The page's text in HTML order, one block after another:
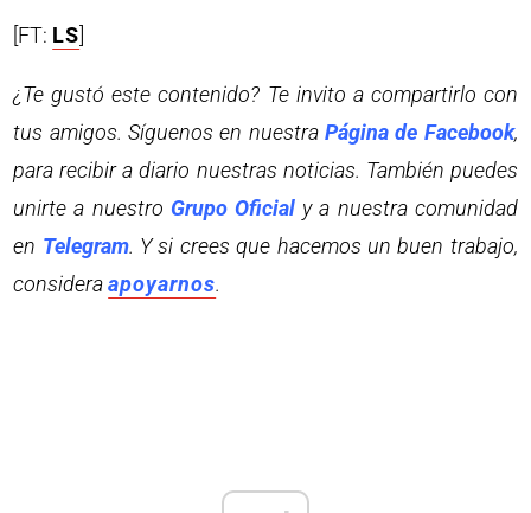
[FT: LS]
¿Te gustó este contenido? Te invito a compartirlo con
tus amigos. Síguenos en nuestraPágina de Facebook,
para recibir a diario nuestras noticias. También puedes
unirte a nuestro Grupo Oficial y a nuestra comunidad
en Telegram. Y si crees que hacemos un buen trabajo,
consideraapoyarnos.